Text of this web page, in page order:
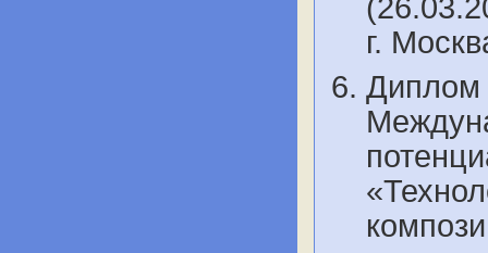
г.
Диплом